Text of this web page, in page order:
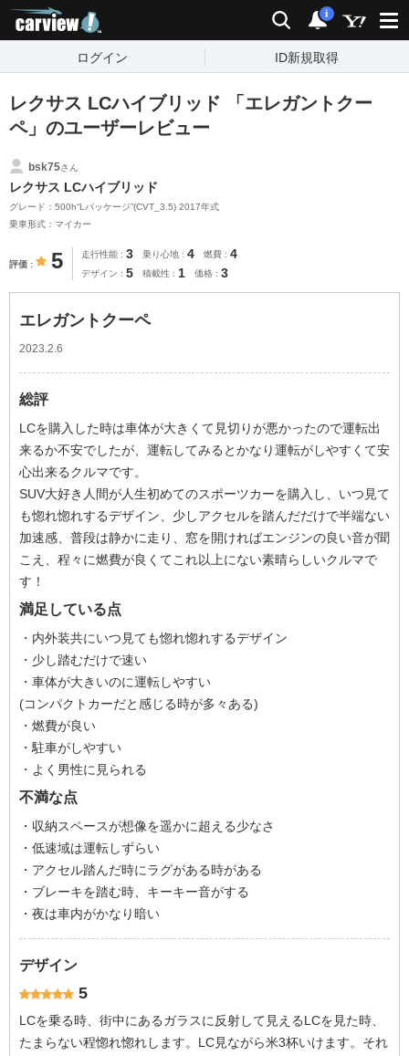
検索 通知
i
ログイン ID新規取得
レクサス LCハイブリッド 「エレガントクー
ペ」のユーザーレビュー
bsk75さん
レクサス LCハイブリッド
グレード：500h“Lパッケージ”(CVT_3.5) 2017年式
乗車形式：マイカー
評価 5 走行性能 3 乗り心地 4 燃費 4
デザイン 5 積載性 1 価格 3
エレガントクーペ
2023.2.6
総評
LCを購入した時は車体が大きくて見切りが悪かったので運転出
来るか不安でしたが、運転してみるとかなり運転がしやすくて安
心出来るクルマです。
SUV大好き人間が人生初めてのスポーツカーを購入し、いつ見て
も惚れ惚れするデザイン、少しアクセルを踏んだだけで半端ない
加速感、普段は静かに走り、窓を開ければエンジンの良い音が聞
こえ、程々に燃費が良くてこれ以上にない素晴らしいクルマで
す！
満足している点
・内外装共にいつ見ても惚れ惚れするデザイン
・少し踏むだけで速い
・車体が大きいのに運転しやすい
(コンパクトカーだと感じる時が多々ある)
・燃費が良い
・駐車がしやすい
・よく男性に見られる
不満な点
・収納スペースが想像を遥かに超える少なさ
・低速域は運転しずらい
・アクセル踏んだ時にラグがある時がある
・ブレーキを踏む時、キーキー音がする
・夜は車内がかなり暗い
デザイン
5
LCを乗る時、街中にあるガラスに反射して見えるLCを見た時、
たまらない程惚れ惚れします。LC見ながら米3杯いけます。それ